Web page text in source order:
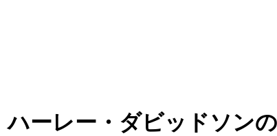
ハーレー・ダビッドソン